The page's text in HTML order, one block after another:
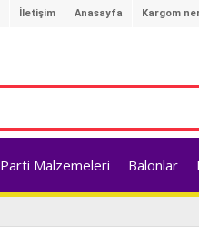
İletişim Anasayfa Kargom
Parti Malzemeleri Balonlar